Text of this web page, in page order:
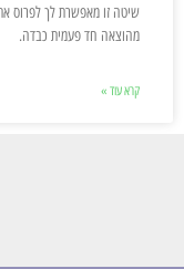
שיטה זו מאפשרת לך לפרוס
מהוצאה חד פעמית כבדה.
קרא עוד »